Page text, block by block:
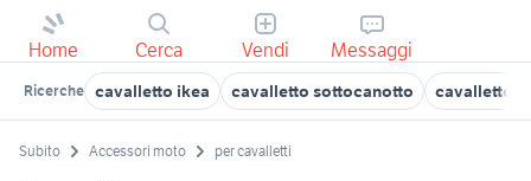
Home Cerca Vendi Messaggi
Ricerche cavalletto ikea cavalletto sottocanotto cavalletto
Subito Accessori moto per cavalletti